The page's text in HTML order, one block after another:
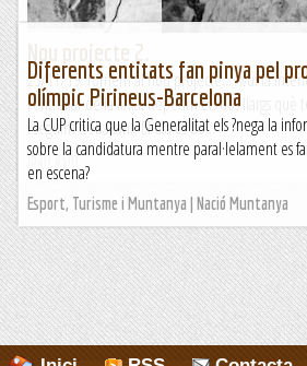
23/11/19. Tornem al nou projecte....Avui la
l’entrellat de la línia. Repetim els dos llargs què
i seguim treballant. El dia és bo...
Joan asín
Diferents entitats fan pinya pel
olímpic Pirineus-Barcelona
La CUP critica que la Generalitat els ?nega la
sobre la candidatura mentre paral·lelament es
en escena?
Esport, Turisme i Muntanya | Nació Muntanya